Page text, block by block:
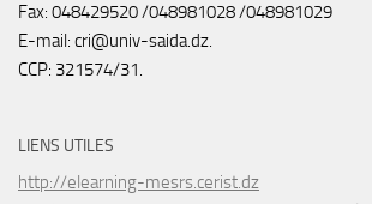
Fax: 048429520 /048981028 /048981029
E-mail: cri@univ-saida.dz.
CCP: 321574/31.
LIENS UTILES
http://elearning-mesrs.cerist.dz